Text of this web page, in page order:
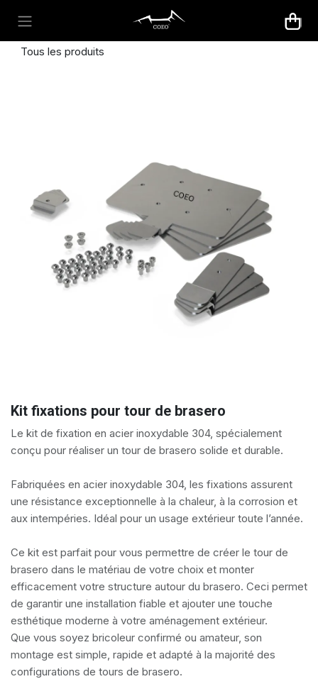
Tous les produits
Kit fixations pour tour de brasero
Le kit de fixation en acier inoxydable 304, spécialement
conçu pour réaliser un tour de brasero solide et durable.
Fabriquées en acier inoxydable 304, les fixations assurent
une résistance exceptionnelle à la chaleur, à la corrosion et
aux intempéries. Idéal pour un usage extérieur toute l’année.
Ce kit est parfait pour vous permettre de créer le tour de
brasero dans le matériau de votre choix et monter
efficacement votre structure autour du brasero. Ceci permet
de garantir une installation fiable et ajouter une touche
esthétique moderne à votre aménagement extérieur.
Que vous soyez bricoleur confirmé ou amateur, son
montage est simple, rapide et adapté à la majorité des
configurations de tours de brasero.